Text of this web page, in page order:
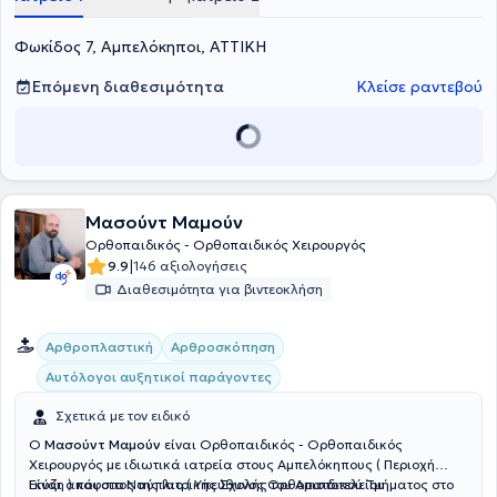
Φωκίδος 7, Αμπελόκηποι, ΑΤΤΙΚΗ
Επόμενη διαθεσιμότητα
Κλείσε ραντεβού
Μασούντ Μαμούν
Ορθοπαιδικός - Ορθοπαιδικός Χειρουργός
9.9|146 αξιολογήσεις
Διαθεσιμότητα για βιντεοκλήση
Αρθροπλαστική
Αρθροσκόπηση
Αυτόλογοι αυξητικοί παράγοντες
Σχετικά με τον ειδικό
Ο Μασούντ Μαμούν είναι Ορθοπαιδικός - Ορθοπαιδικός
Χειρουργός με ιδιωτικά ιατρεία στους Αμπελόκηπους ( Περιοχή
Γκύζη ) και στο Ναύπλιο ( Υπεύθυνος Ορθοπαιδικού Τμήματος στο
Είναι απόφοιτος της Ιατρικής Σχολής του Αριστοτελείου